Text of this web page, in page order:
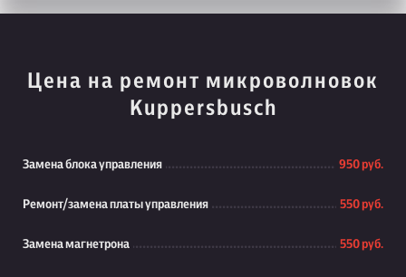
Цена на ремонт микроволновок
Kuppersbusch
Замена блока управления 950 руб.
Ремонт/замена платы управления 550 руб.
Замена магнетрона 550 руб.